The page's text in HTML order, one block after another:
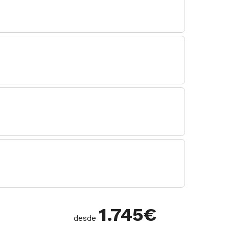
desde 1.745€